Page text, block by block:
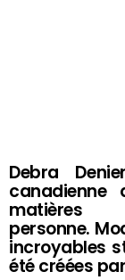
Debra
personne.
incroyables
été créées